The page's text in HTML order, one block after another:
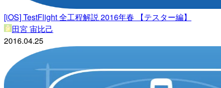
[iOS] TestFlight 全工程解説 2016年春 【テスター編】
田宮 宙比己
2016.04.25